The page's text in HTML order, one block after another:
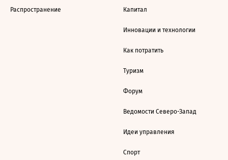
Распространение Капитал
Инновации и технологии
Как потратить
Туризм
Форум
Ведомости Северо-Запад
Идеи управления
Спорт